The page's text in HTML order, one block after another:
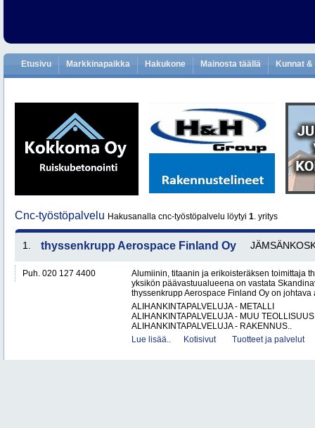
Etusivu Markkinapaikka Hakukone Mainosta täällä Kunnat
Cnc-työstöpalvelu Hakusanalla cnc-työstöpalvelu löytyi 1. yritys
1. thyssenkrupp Aerospace Finland Oy
Puh. 020 127 4400
Alumiinin, titaanin ja erikoisteräksen toimittaja
yksikön päävastuualueena on vastata
thyssenkrupp Aerospace Finland Oy on johtava
ALIHANKINTAPALVELUJA - METALLI
ALIHANKINTAPALVELUJA - MUU TEOLLISUUS
ALIHANKINTAPALVELUJA - RAKENNUS..
Lue lisää..
Kotisivut Tuotteet ja palvelut